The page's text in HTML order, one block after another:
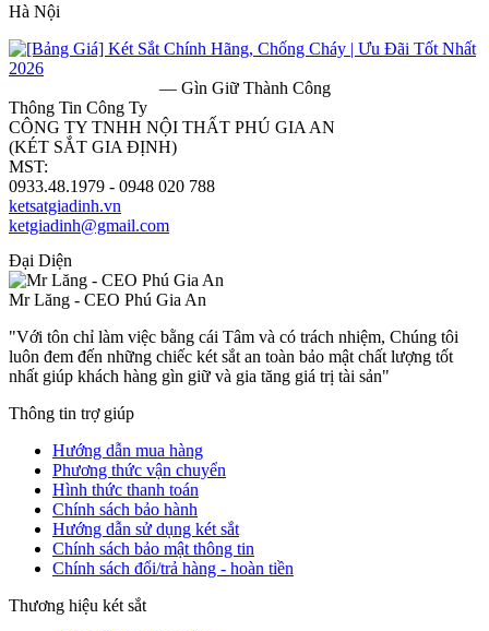
Hà Nội
— Gìn Giữ Thành Công
Thông Tin Công Ty
CÔNG TY TNHH NỘI THẤT PHÚ GIA AN
(KÉT SẮT GIA ĐỊNH)
MST:
0933.48.1979 - 0948 020 788
ketsatgiadinh.vn
ketgiadinh@gmail.com
Đại Diện
Mr Lăng - CEO Phú Gia An
"Với tôn chỉ làm việc bằng cái Tâm và có trách nhiệm, Chúng tôi
luôn đem đến những chiếc két sắt an toàn bảo mật chất lượng tốt
nhất giúp khách hàng gìn giữ và gia tăng giá trị tài sản"
Thông tin trợ giúp
Hướng dẫn mua hàng
Phương thức vận chuyển
Hình thức thanh toán
Chính sách bảo hành
Hướng dẫn sử dụng két sắt
Chính sách bảo mật thông tin
Chính sách đổi/trả hàng - hoàn tiền
Thương hiệu két sắt